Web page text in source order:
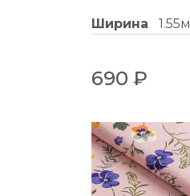
Ширина 1.55м
690 ₽